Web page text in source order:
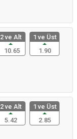
2 ve Alt
10.65
1 ve Üst
1.90
2 ve Alt
5.42
1 ve Üst
2.85